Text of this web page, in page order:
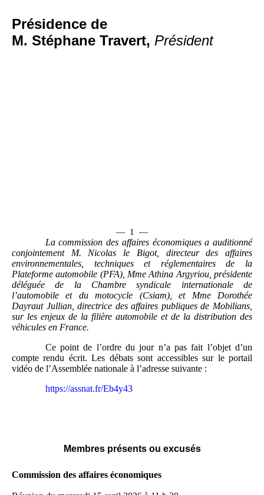
Présidence de
M. Stéphane Travert, Président
— 1 —
La commission des affaires économiques a auditionné
conjointement M. Nicolas le Bigot, directeur des affaires
environnementales, techniques et réglementaires de la
Plateforme automobile (PFA), Mme Athina Argyriou, présidente
déléguée de la Chambre syndicale internationale de
l’automobile et du motocycle (Csiam), et Mme Dorothée
Dayraut Jullian, directrice des affaires publiques de Mobilians,
sur les enjeux de la filière automobile et de la distribution des
véhicules en France.
Ce point de l’ordre du jour n’a pas fait l’objet d’un
compte rendu écrit. Les débats sont accessibles sur le portail
vidéo de l’Assemblée nationale à l’adresse suivante :
https://assnat.fr/Eb4y43
Membres présents ou excusés
Commission des affaires économiques